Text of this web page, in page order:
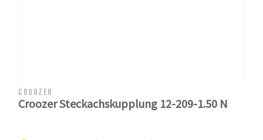
CROOZER
Croozer Steckachskupplung 12-209-1.50 N